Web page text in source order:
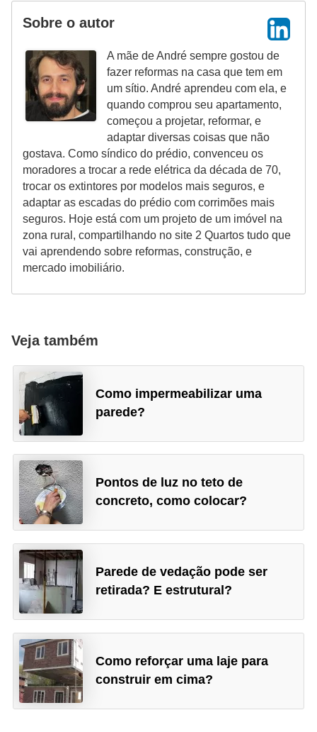
Sobre o autor
A mãe de André sempre gostou de
fazer reformas na casa que tem em
um sítio. André aprendeu com ela, e
quando comprou seu apartamento,
começou a projetar, reformar, e
adaptar diversas coisas que não
gostava. Como síndico do prédio, convenceu os
moradores a trocar a rede elétrica da década de 70,
trocar os extintores por modelos mais seguros, e
adaptar as escadas do prédio com corrimões mais
seguros. Hoje está com um projeto de um imóvel na
zona rural, compartilhando no site 2 Quartos tudo que
vai aprendendo sobre reformas, construção, e
mercado imobiliário.
Veja também
Como impermeabilizar uma
parede?
Pontos de luz no teto de
concreto, como colocar?
Parede de vedação pode ser
retirada? E estrutural?
Como reforçar uma laje para
construir em cima?